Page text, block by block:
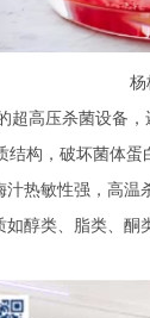
杨
超高压杀菌设备
结构，破坏菌体
热敏性强，高
醇类、脂类、